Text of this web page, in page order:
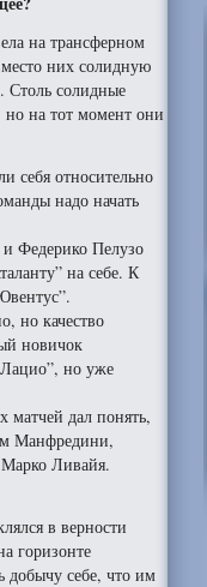
на трансферном
них солидную
Столь солидные
но на тот момент они
себя относительно
надо начать
Федерико Пелузо
на себе. К
но качество
новичок
но уже
матчей дал понять,
Манфредини,
Марко Ливайя.
в верности
горизонте
добычу себе, что им